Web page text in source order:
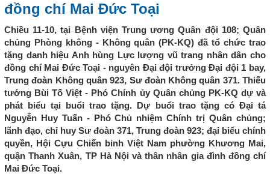
đồng chí Mai Đức Toại
Chiều 11-10, tại Bệnh viện Trung ương Quân đội 108; Quân
chủng Phòng không - Không quân (PK-KQ) đã tổ chức trao
tặng danh hiệu Anh hùng Lực lượng vũ trang nhân dân cho
đồng chí Mai Đức Toại - nguyên Đại đội trưởng Đại đội 1 bay,
Trung đoàn Không quân 923, Sư đoàn Không quân 371. Thiếu
tướng Bùi Tố Việt - Phó Chính ủy Quân chủng PK-KQ dự và
phát biểu tại buổi trao tặng. Dự buổi trao tặng có Đại tá
Nguyễn Huy Tuấn - Phó Chủ nhiệm Chính trị Quân chủng;
lãnh đạo, chỉ huy Sư đoàn 371, Trung đoàn 923; đại biểu chính
quyền, Hội Cựu Chiến binh Việt Nam phường Khương Mai,
quận Thanh Xuân, TP Hà Nội và thân nhân gia đình đồng chí
Mai Đức Toại.